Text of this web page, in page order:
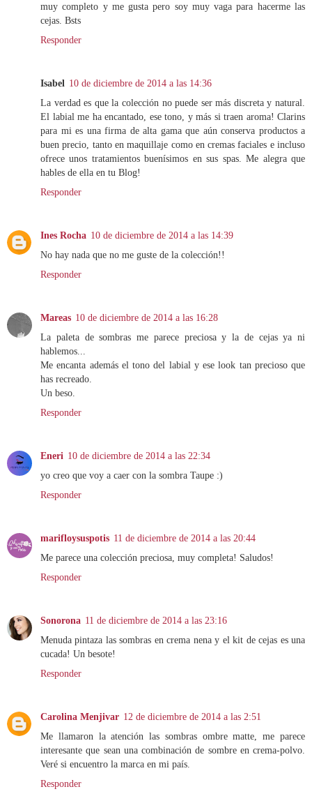
muy completo y me gusta pero soy muy vaga para hacerme las
cejas. Bsts
Responder
Isabel 10 de diciembre de 2014 a las 14:36
La verdad es que la colección no puede ser más discreta y natural.
El labial me ha encantado, ese tono, y más si traen aroma! Clarins
para mi es una firma de alta gama que aún conserva productos a
buen precio, tanto en maquillaje como en cremas faciales e incluso
ofrece unos tratamientos buenísimos en sus spas. Me alegra que
hables de ella en tu Blog!
Responder
Ines Rocha 10 de diciembre de 2014 a las 14:39
No hay nada que no me guste de la colección!!
Responder
Mareas 10 de diciembre de 2014 a las 16:28
La paleta de sombras me parece preciosa y la de cejas ya ni
hablemos...
Me encanta además el tono del labial y ese look tan precioso que
has recreado.
Un beso.
Responder
Eneri 10 de diciembre de 2014 a las 22:34
yo creo que voy a caer con la sombra Taupe :)
Responder
marifloysuspotis 11 de diciembre de 2014 a las 20:44
Me parece una colección preciosa, muy completa! Saludos!
Responder
Sonorona 11 de diciembre de 2014 a las 23:16
Menuda pintaza las sombras en crema nena y el kit de cejas es una
cucada! Un besote!
Responder
Carolina Menjivar 12 de diciembre de 2014 a las 2:51
Me llamaron la atención las sombras ombre matte, me parece
interesante que sean una combinación de sombre en crema-polvo.
Veré si encuentro la marca en mi país.
Responder